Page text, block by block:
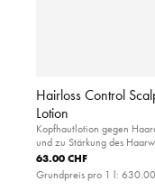
Hairloss Control
Lotion
Kopfhautlotion gegen
und zu Stärkung des
63.00 CHF
Grundpreis pro 1 l: